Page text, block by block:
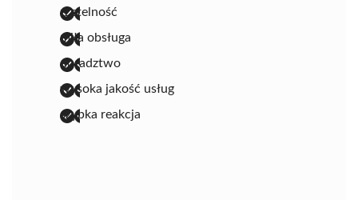
rzetelność
miła obsługa
doradztwo
wysoka jakość usług
szybka reakcja